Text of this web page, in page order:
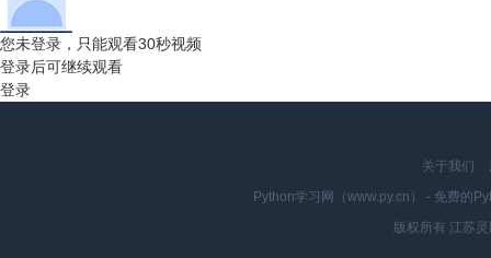
您未登录，只能观看30秒视频
登录后可继续观看
登录
关于我们
Python学习网（www.py.cn） - 免费的
版权所有 江苏